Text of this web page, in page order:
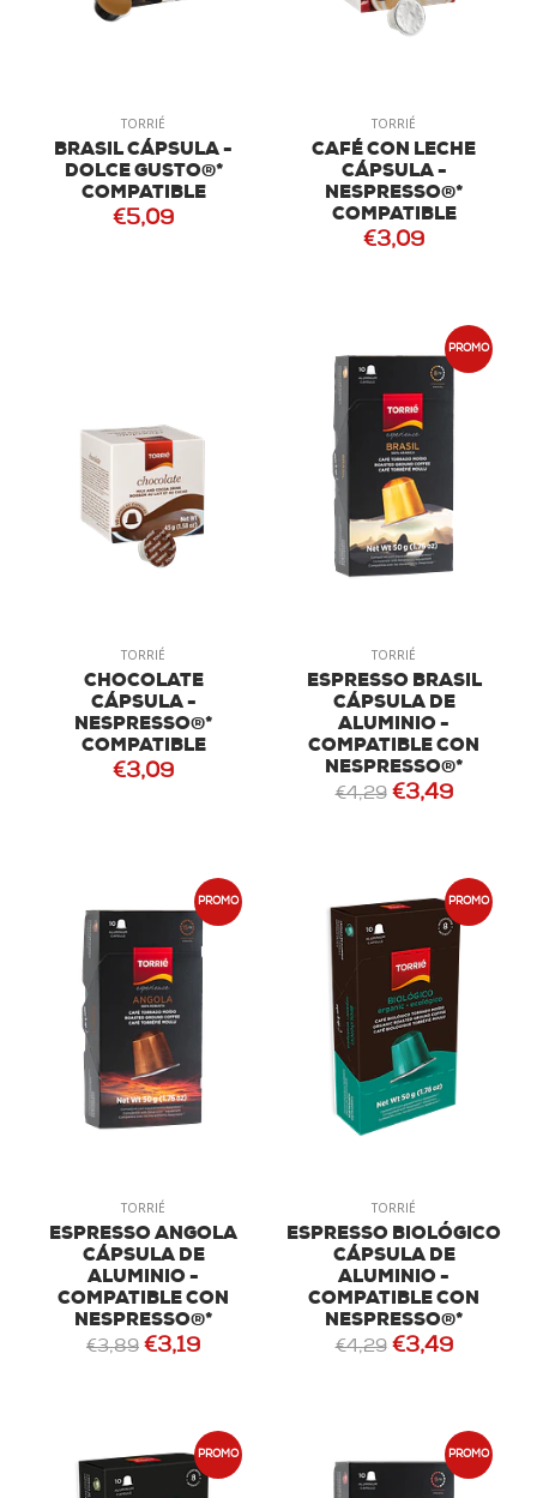
TORRIÉ
BRASIL CÁPSULA -
DOLCE GUSTO®*
COMPATIBLE
€5,09
TORRIÉ
CAFÉ CON LECHE
CÁPSULA -
NESPRESSO®*
COMPATIBLE
€3,09
TORRIÉ
CHOCOLATE
CÁPSULA -
NESPRESSO®*
COMPATIBLE
€3,09
PROMO
TORRIÉ
ESPRESSO BRASIL
CÁPSULA DE
ALUMINIO -
COMPATIBLE CON
NESPRESSO®*
€4,29 €3,49
PROMO
TORRIÉ
ESPRESSO ANGOLA
CÁPSULA DE
ALUMINIO -
COMPATIBLE CON
NESPRESSO®*
€3,89 €3,19
PROMO
TORRIÉ
ESPRESSO BIOLÓGICO
CÁPSULA DE
ALUMINIO -
COMPATIBLE CON
NESPRESSO®*
€4,29 €3,49
PROMO PROMO